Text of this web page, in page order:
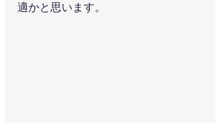
適かと思います。